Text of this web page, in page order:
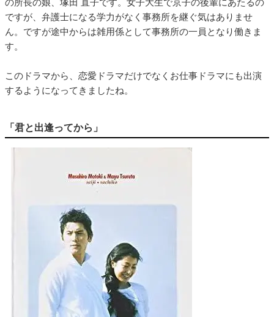
の所長の娘、塚田 直子です。女子大生で京子の後輩にあたるの
ですが、弁護士になる学力がなく事務所を継ぐ気はありませ
ん。ですが途中からは雑用係として事務所の一員となり働きま
す。
このドラマから、恋愛ドラマだけでなくお仕事ドラマにも出演
するようになってきましたね。
「君と出逢ってから」